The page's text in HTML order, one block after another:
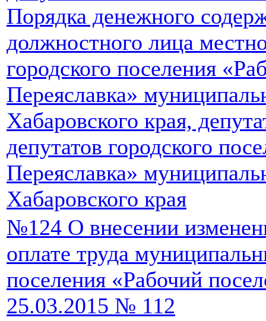
Порядка денежного
должностного лица
городского поселения
Переяславка»
Хабаровского края,
депутатов городского
Переяславка»
Хабаровского края
№124 О внесении
оплате труда
поселения «Рабочий
25.03.2015 № 112